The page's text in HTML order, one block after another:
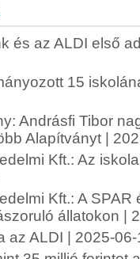
és az ALDI első
15
Andrásfi Tibor
Alapítványt |
Kft.: Az
Kft.: A SPAR
állatokon |
az ALDI | 2025-